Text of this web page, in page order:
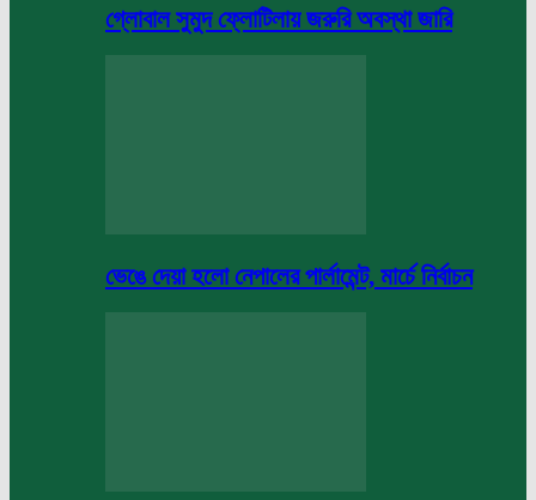
গ্লোবাল সুমুদ ফ্লোটিলায় জরুরি অবস্থা জারি
ভেঙে দেয়া হলো নেপালের পার্লামেন্ট, মার্চে নির্বাচন